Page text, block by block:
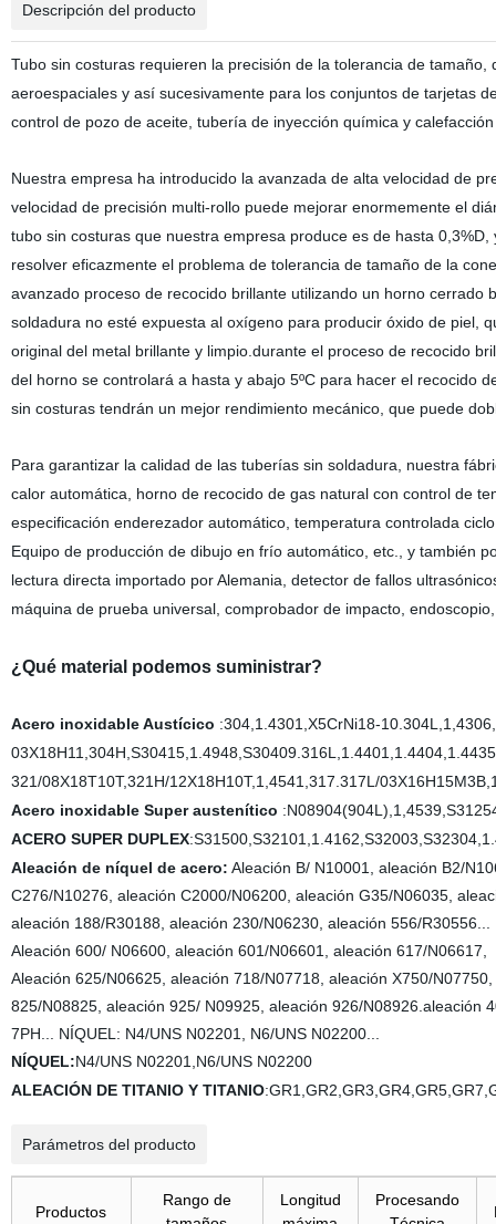
Descripción del producto
Tubo sin costuras requieren la precisión de la tolerancia de
aeroespaciales y así sucesivamente para los conjuntos de tarjetas
control de pozo de aceite, tubería de inyección química y
Nuestra empresa ha introducido la avanzada de alta velocidad de
velocidad de precisión multi-rollo puede mejorar enormemente el
tubo sin costuras que nuestra empresa produce es de hasta
resolver eficazmente el problema de tolerancia de tamaño de la
avanzado proceso de recocido brillante utilizando un horno
soldadura no esté expuesta al oxígeno para producir óxido de piel,
original del metal brillante y limpio.durante el proceso de recocido
del horno se controlará a hasta y abajo 5ºCpara hacer el recocido
sin costuras tendrán un mejor rendimiento mecánico, que puede
Para garantizar la calidad de las tuberías sin soldadura, nuestra
calor automática, horno derecocido de gas natural con control de
especificación enderezador automático, temperatura controlada
Equipo de producción de dibujo en frío automático, etc., y también
lectura directa importado por Alemania, detector de fallos
máquina de prueba universal, comprobador de impacto,
¿Qué material podemos suministrar?
Acero inoxidable Austícico :304,1.4301,X5CrNi18-10.304L
03X18H11,304H ,S30415,1.4948,S30409.316L
321/08X18T10T,321H/12X18H10T,1,4541,317.317L /
Acero inoxidable Super austenítico :N08904(904L),1,4539,
ACERO SUPER DUPLEX:S31500, S32101,1.4162, S32003,
Aleación de níquel de acero: Aleación B/ N10001, aleación B2/
C276/N10276, aleación C2000/N06200, aleación G35/N06035,
aleación 188/R30188, aleación 230/N06230, aleación 556/R30556...
Aleación 600/ N06600, aleación 601/N06601, aleación 617/N06617,
Aleación 625/N06625, aleación 718/N07718, aleación X750/
825/N08825, aleación 925/ N09925, aleación 926/
7PH... NÍQUEL: N4/UNS N02201, N6/UNS N02200...
NÍQUEL:N4/UNS N02201, N6/UNS N02200
ALEACIÓN DE TITANIO Y TITANIO
Parámetros del producto
Productos
Rango de
Longitud
Procesando